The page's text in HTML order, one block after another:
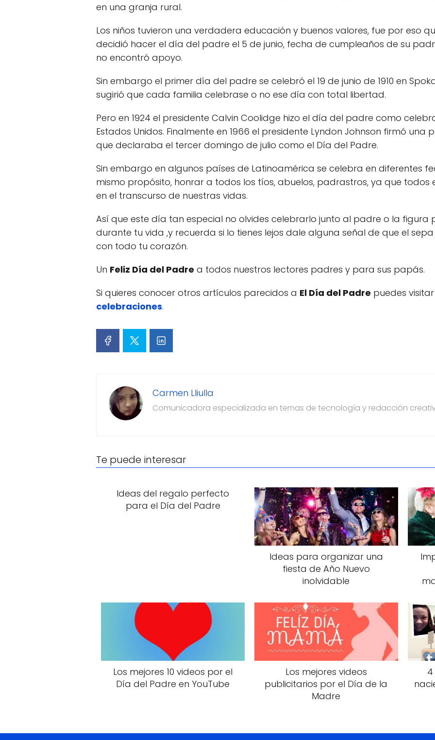
en una granja rural.
Los niños tuvieron una verdadera educación y buenos valores, fue por eso
decidió hacer el día del padre el 5 de junio, fecha de cumpleaños de su
no encontró apoyo.
Sin embargo el primer día del padre se celebró el 19 de junio de 1910 en
sugirió que cada familia celebrase o no ese día con total libertad.
Pero en 1924 el presidente Calvin Coolidge hizo el día del padre como
Estados Unidos. Finalmente en 1966 el presidente Lyndon Johnson firmó
que declaraba el tercer domingo de julio como el Día del Padre.
Sin embargo en algunos países de Latinoamérica se celebra en diferentes
mismo propósito, honrar a todos los tíos, abuelos, padrastros, ya que
en el transcurso de nuestras vidas.
Así que este día tan especial no olvides celebrarlo junto al padre o la figura
durante tu vida ,y recuerda si lo tienes lejos dale alguna señal de que el
con todo tu corazón.
Un Feliz Día del Padre a todos nuestros lectores padres y para sus papás.
Si quieres conocer otros artículos parecidos a El Día del Padre puedes
celebraciones.
Carmen Lliulla
Comunicadora especializada en temas de tecnología y redacción
Te puede interesar
Ideas del regalo perfecto
para el Día del Padre
Ideas para organizar una
fiesta de Año Nuevo
inolvidable
Los mejores 10 videos por el
Día del Padre en YouTube
Los mejores videos
publicitarios por el Día de la
Madre